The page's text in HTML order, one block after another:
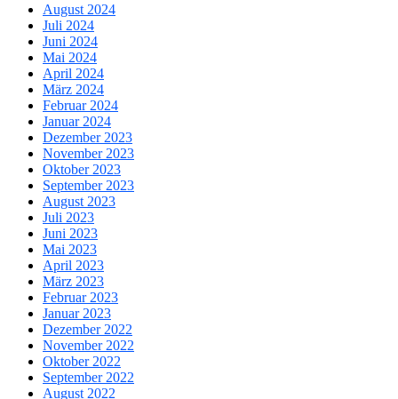
August 2024
Juli 2024
Juni 2024
Mai 2024
April 2024
März 2024
Februar 2024
Januar 2024
Dezember 2023
November 2023
Oktober 2023
September 2023
August 2023
Juli 2023
Juni 2023
Mai 2023
April 2023
März 2023
Februar 2023
Januar 2023
Dezember 2022
November 2022
Oktober 2022
September 2022
August 2022